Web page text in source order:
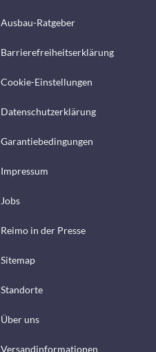
Ausbau-Ratgeber
Barrierefreiheitserklärung
Cookie-Einstellungen
Datenschutzerklärung
Garantiebedingungen
Impressum
Jobs
Reimo in der Presse
Sitemap
Standorte
Über uns
Versandinformationen